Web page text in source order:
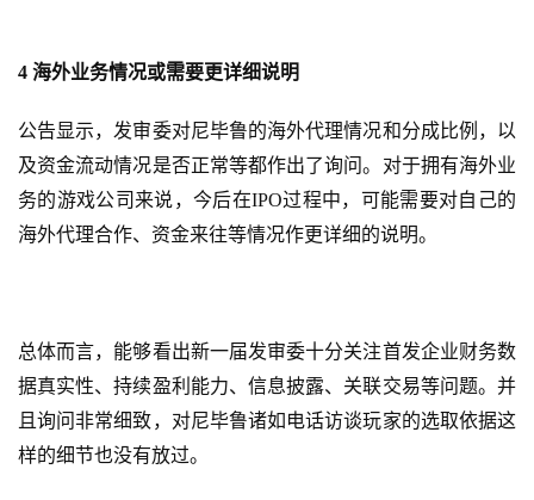
0
日
游
茶
对
上
海
站
4 海外业务情况或需要更详细说明
公告显示，发审委对尼毕鲁的海外代理情况和分成比例，以
及资金流动情况是否正常等都作出了询问。对于拥有海外业
务的游戏公司来说，今后在IPO过程中，可能需要对自己的
海外代理合作、资金来往等情况作更详细的说明。
总体而言，能够看出新一届发审委十分关注首发企业财务数
据真实性、持续盈利能力、信息披露、关联交易等问题。并
且询问非常细致，对尼毕鲁诸如电话访谈玩家的选取依据这
样的细节也没有放过。